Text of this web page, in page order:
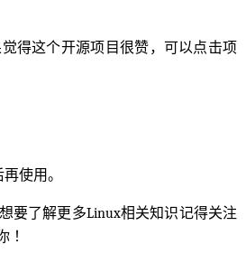
觉得这个开源项目很赞，可以点击项
使用。
要了解更多Linux相关知识记得关注
！